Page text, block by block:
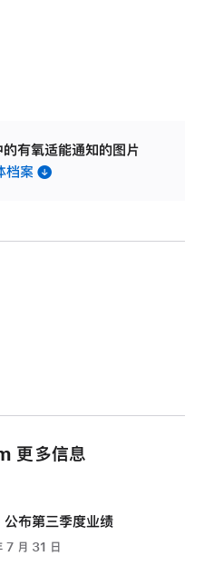
有氧适能通知的图片
档案
更多信息
布第三季度业绩
7 月 31 日